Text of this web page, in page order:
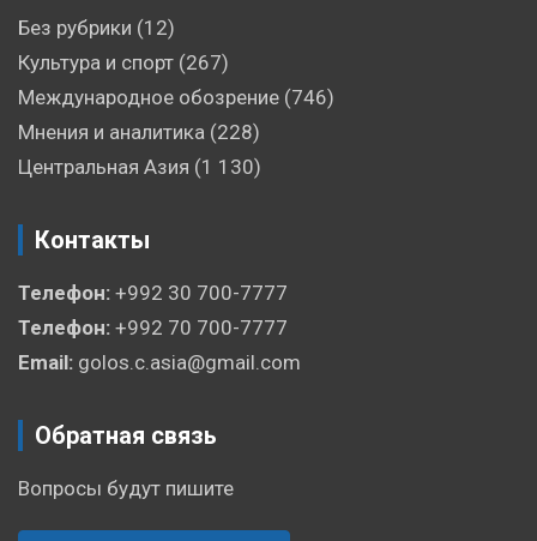
Без рубрики (12)
Культура и спорт (267)
Международное обозрение (746)
Мнения и аналитика (228)
Центральная Азия (1 130)
Контакты
Телефон: +992 30 700-7777
Телефон: +992 70 700-7777
Email: golos.c.asia@gmail.com
Обратная связь
Вопросы будут пишите